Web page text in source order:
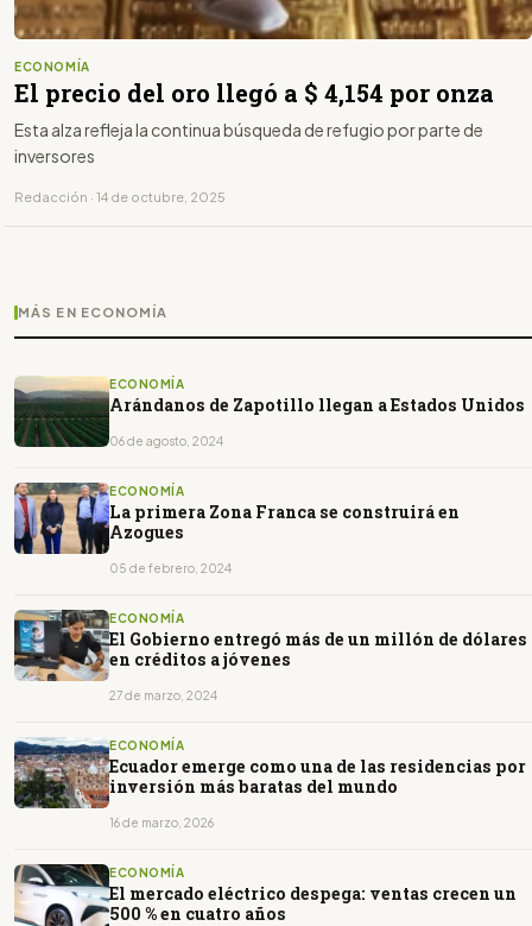
ECONOMÍA
El precio del oro llegó a $ 4,154 por onza
Esta alza refleja la continua búsqueda de refugio por parte de
inversores
Redacción · 14 de octubre, 2025
MÁS EN ECONOMÍA
ECONOMÍA
Arándanos de Zapotillo llegan a Estados Unidos
06 de agosto, 2024
ECONOMÍA
La primera Zona Franca se construirá en
Azogues
05 de febrero, 2024
ECONOMÍA
El Gobierno entregó más de un millón de dólares
en créditos a jóvenes
27 de marzo, 2024
ECONOMÍA
Ecuador emerge como una de las residencias por
inversión más baratas del mundo
16 de marzo, 2026
ECONOMÍA
El mercado eléctrico despega: ventas crecen un
500 % en cuatro años